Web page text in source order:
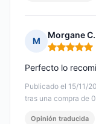
M
Morgane C.
Nota: 5 de 5
Publicado el 15/11/
tras una compra de
Perfecto lo
Opinión traducida